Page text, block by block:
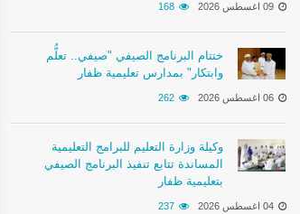
09 اغسطس 2026 168
ختتام البرنامج الصيفي "صيفي.. تعلُّم
وابتكار" بمدارس تعليمية ظفار
06 اغسطس 2026 262
وكيلة وزارة التعليم للبرامج التعليمية
المساندة تتابع تنفيذ البرنامج الصيفي
بتعليمية ظفار
04 اغسطس 2026 237